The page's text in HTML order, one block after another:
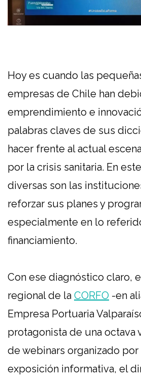
Hoy es cuando las
empresas de Chile han
emprendimiento e
palabras claves de sus
hacer frente al actual
por la crisis sanitaria. En
diversas son las
reforzar sus planes y
especialmente en lo
financiamiento.
Con ese diagnóstico claro,
regional de la CORFO -en
Empresa Portuaria
protagonista de una octava
de webinars organizado por
exposición informativa, el